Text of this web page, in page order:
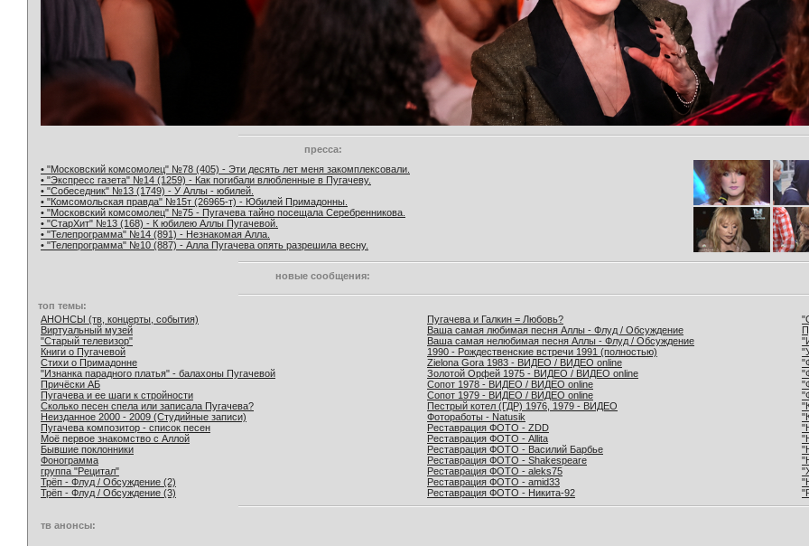
пресса:
• "Московский комсомолец" №78 (405) - Эти десять лет меня закомплексовали.
• "Экспресс газета" №14 (1259) - Как погибали влюбленные в Пугачеву.
• "Собеседник" №13 (1749) - У Аллы - юбилей.
• "Комсомольская правда" №15т (26965-т) - Юбилей Примадонны.
• "Московский комсомолец" №75 - Пугачева тайно посещала Серебренникова.
• "СтарХит" №13 (168) - К юбилею Аллы Пугачевой.
• "Телепрограмма" №14 (891) - Незнакомая Алла.
• "Телепрограмма" №10 (887) - Алла Пугачева опять разрешила весну.
новые сообщения:
топ темы:
АНОНСЫ (тв, концерты, события)
Виртуальный музей
"Старый телевизор"
Книги о Пугачевой
Стихи о Примадонне
"Изнанка парадного платья" - балахоны Пугачевой
Причёски АБ
Пугачева и ее шаги к стройности
Сколько песен спела или записала Пугачева?
Неизданное 2000 - 2009 (Студийные записи)
Пугачева композитор - список песен
Моё первое знакомство с Аллой
Бывшие поклонники
Фонограмма
группа "Рецитал"
Трёп - Флуд / Обсуждение (2)
Трёп - Флуд / Обсуждение (3)
Пугачева и Галкин = Любовь?
Ваша самая любимая песня Аллы - Флуд / Обсуждение
Ваша самая нелюбимая песня Аллы - Флуд / Обсуждение
1990 - Рождественские встречи 1991 (полностью)
Zielona Gora 1983 - ВИДЕО / ВИДЕО online
Золотой Орфей 1975 - ВИДЕО / ВИДЕО online
Сопот 1978 - ВИДЕО / ВИДЕО online
Сопот 1979 - ВИДЕО / ВИДЕО online
Пестрый котел (ГДР) 1976, 1979 - ВИДЕО
Фотоработы - Natusik
Реставрация ФОТО - ZDD
Реставрация ФОТО - Allita
Реставрация ФОТО - Василий Барбье
Реставрация ФОТО - Shakespeare
Реставрация ФОТО - aleks75
Реставрация ФОТО - amid33
Реставрация ФОТО - Никита-92
тв анонсы: